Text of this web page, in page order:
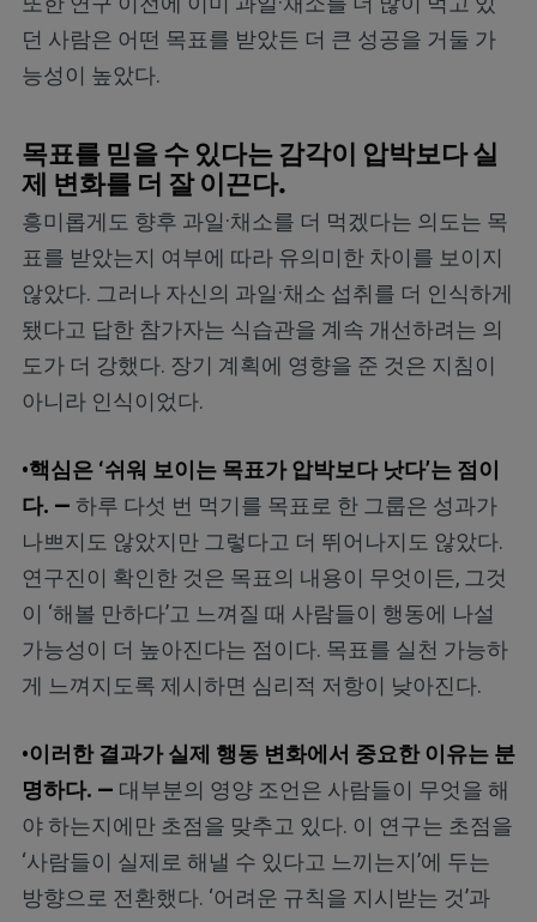
던 사람은 어떤 목표를 받았든 더 큰 성공을 거둘 가
능성이 높았다.
목표를 믿을 수 있다는 감각이 압박보다 실
제 변화를 더 잘 이끈다.
흥미롭게도 향후 과일·채소를 더 먹겠다는 의도는 목
표를 받았는지 여부에 따라 유의미한 차이를 보이지
않았다. 그러나 자신의 과일·채소 섭취를 더 인식하게
됐다고 답한 참가자는 식습관을 계속 개선하려는 의
도가 더 강했다. 장기 계획에 영향을 준 것은 지침이
아니라 인식이었다.
•핵심은 ‘쉬워 보이는 목표가 압박보다 낫다’는 점이
다. — 하루 다섯 번 먹기를 목표로 한 그룹은 성과가
나쁘지도 않았지만 그렇다고 더 뛰어나지도 않았다.
연구진이 확인한 것은 목표의 내용이 무엇이든, 그것
이 ‘해볼 만하다’고 느껴질 때 사람들이 행동에 나설
가능성이 더 높아진다는 점이다. 목표를 실천 가능하
게 느껴지도록 제시하면 심리적 저항이 낮아진다.
•이러한 결과가 실제 행동 변화에서 중요한 이유는 분
명하다. — 대부분의 영양 조언은 사람들이 무엇을 해
야 하는지에만 초점을 맞추고 있다. 이 연구는 초점을
‘사람들이 실제로 해낼 수 있다고 느끼는지’에 두는
방향으로 전환했다. ‘어려운 규칙을 지시받는 것’과